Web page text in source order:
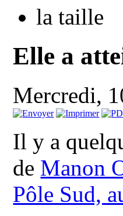
Elle a
Mercredi,
Il y a
de Manon
Pôle Sud,